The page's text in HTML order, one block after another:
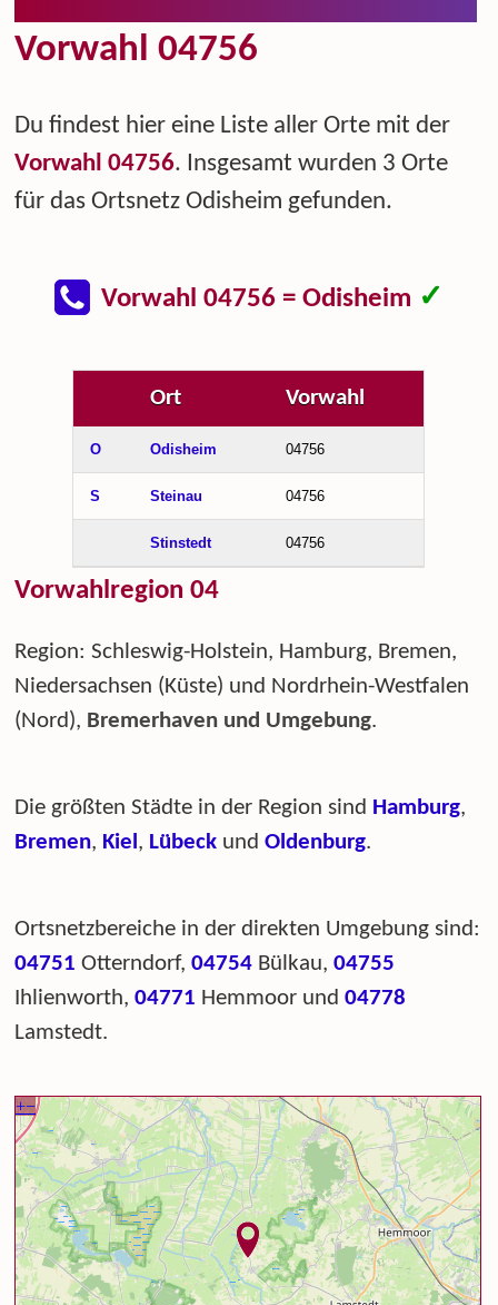
Vorwahl 04756
Du findest hier eine Liste aller Orte mit der
Vorwahl 04756. Insgesamt wurden 3 Orte
für das Ortsnetz Odisheim gefunden.
Vorwahl 04756 = Odisheim ✓
Ort Vorwahl
O Odisheim 04756
S Steinau 04756
Stinstedt 04756
Vorwahlregion 04
Region: Schleswig-Holstein, Hamburg, Bremen,
Niedersachsen (Küste) und Nordrhein-Westfalen
(Nord), Bremerhaven und Umgebung.
Die größten Städte in der Region sind Hamburg,
Bremen, Kiel , Lübeck undOldenburg.
Ortsnetzbereiche in der direkten Umgebung sind:
04751 Otterndorf,04754 Bülkau,04755
Ihlienworth,04771 Hemmoor und04778
Lamstedt.